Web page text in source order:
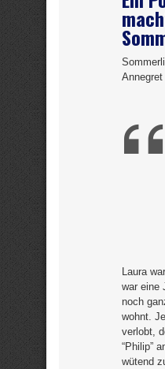
Annegret
Laura
war eine
noch
wohnt.
verlobt,
“Philip”
wütend